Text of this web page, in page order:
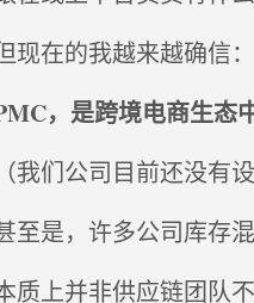
现在的我越来越确信：
，是跨境电商生态
（我们公司目前还没有
至是，许多公司库存
质上并非供应链团队